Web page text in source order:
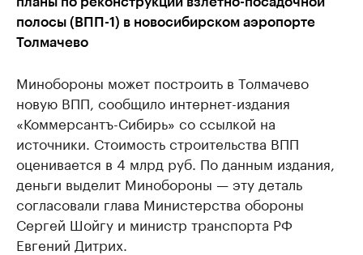
полосы (ВПП-1) в новосибирском аэропорте
Толмачево
Минобороны может построить в Толмачево
новую ВПП, сообщило интернет-издания
«Коммерсантъ-Сибирь» со ссылкой на
источники. Стоимость строительства ВПП
оценивается в 4 млрд руб. По данным издания,
деньги выделит Минобороны — эту деталь
согласовали глава Министерства обороны
Сергей Шойгу и министр транспорта РФ
Евгений Дитрих.